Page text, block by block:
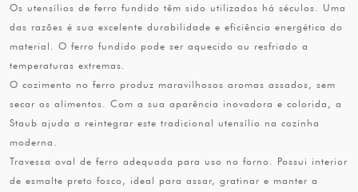
Os utensílios de ferro fundido têm sido utilizados há séculos. Uma
das razões é sua excelente durabilidade e eficiência energética do
material. O ferro fundido pode ser aquecido ou resfriado a
temperaturas extremas.
O cozimento no ferro produz maravilhosos aromas assados, sem
secar os alimentos. Com a sua aparência inovadora e colorida, a
Staub ajuda a reintegrar este tradicional utensílio na cozinha
moderna.
Travessa oval de ferro adequada para uso no forno. Possui interior
de esmalte preto fosco, ideal para assar, gratinar e manter a